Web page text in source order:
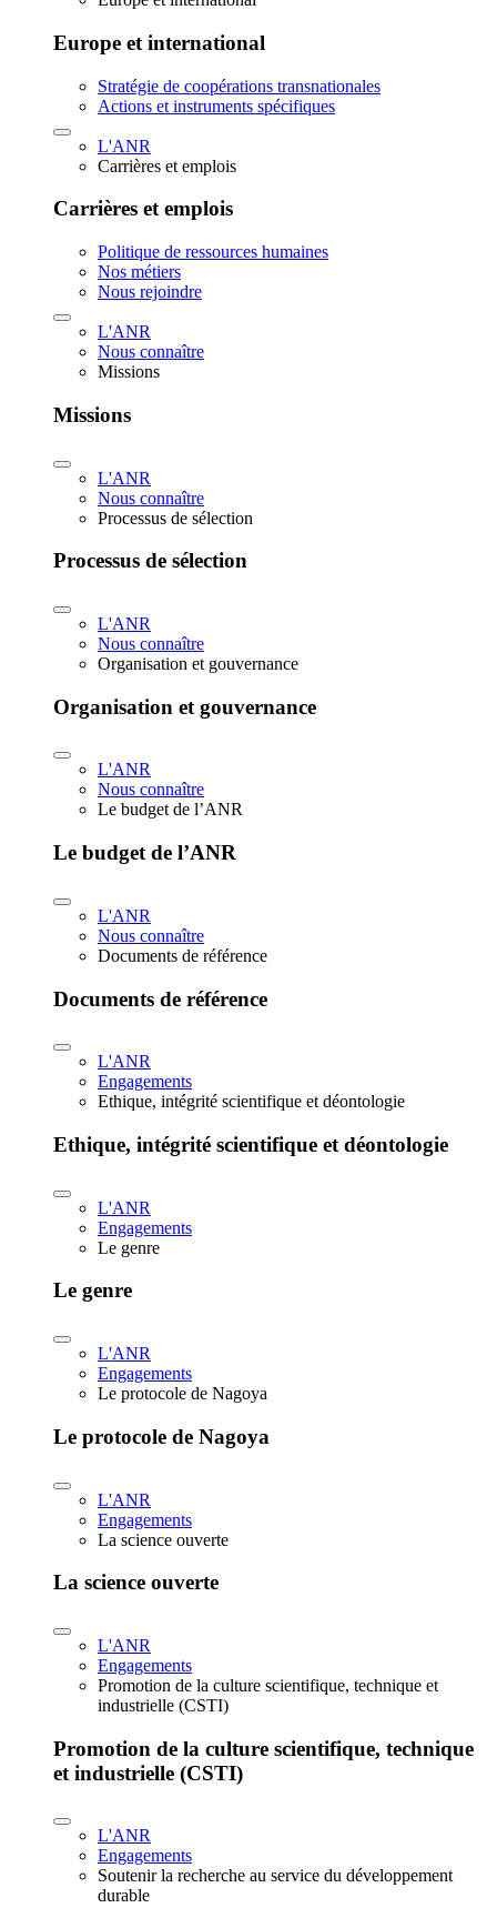
Europe et international
Stratégie de coopérations transnationales
Actions et instruments spécifiques
L'ANR
Carrières et emplois
Carrières et emplois
Politique de ressources humaines
Nos métiers
Nous rejoindre
L'ANR
Nous connaître
Missions
Missions
L'ANR
Nous connaître
Processus de sélection
Processus de sélection
L'ANR
Nous connaître
Organisation et gouvernance
Organisation et gouvernance
L'ANR
Nous connaître
Le budget de l’ANR
Le budget de l’ANR
L'ANR
Nous connaître
Documents de référence
Documents de référence
L'ANR
Engagements
Ethique, intégrité scientifique et déontologie
Ethique, intégrité scientifique et déontologie
L'ANR
Engagements
Le genre
Le genre
L'ANR
Engagements
Le protocole de Nagoya
Le protocole de Nagoya
L'ANR
Engagements
La science ouverte
La science ouverte
L'ANR
Engagements
Promotion de la culture scientifique, technique et
industrielle (CSTI)
Promotion de la culture scientifique, technique
et industrielle (CSTI)
L'ANR
Engagements
Soutenir la recherche au service du développement
durable